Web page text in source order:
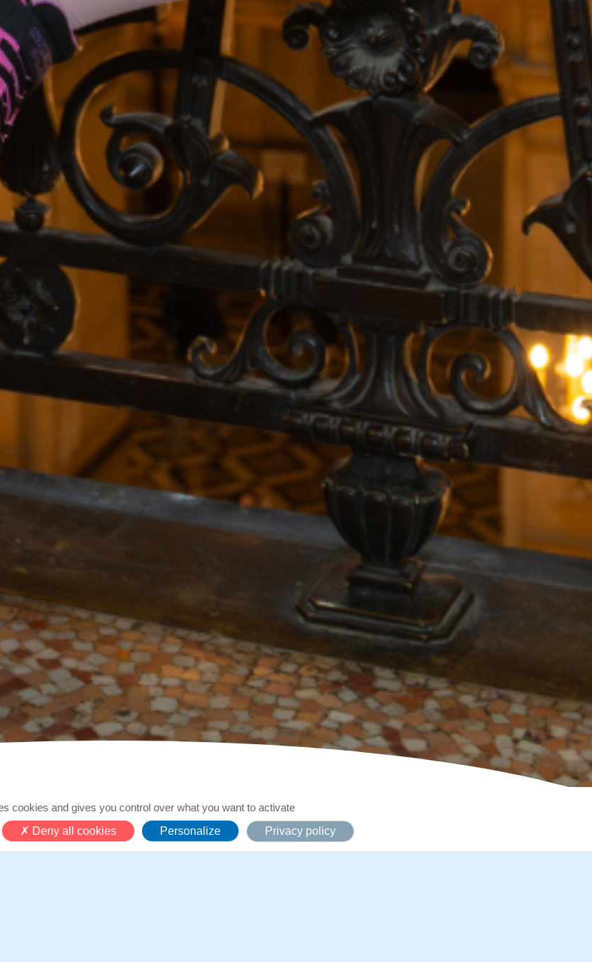
Safya, 5 ans
cookies and gives you control over what you want to activate
Deny all cookies Personalize Privacy policy